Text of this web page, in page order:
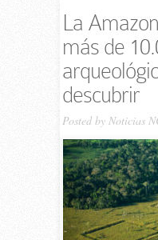
La
más de
descubrir
Posted by Noticias